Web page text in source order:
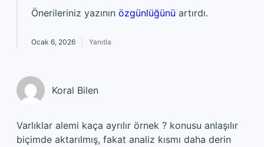
Önerileriniz yazının özgünlüğünü artırdı.
Ocak 6, 2026 Yanıtla
Koral Bilen
Varlıklar alemi kaça ayrılır örnek ? konusu anlaşılır
biçimde aktarılmış, fakat analiz kısmı daha derin